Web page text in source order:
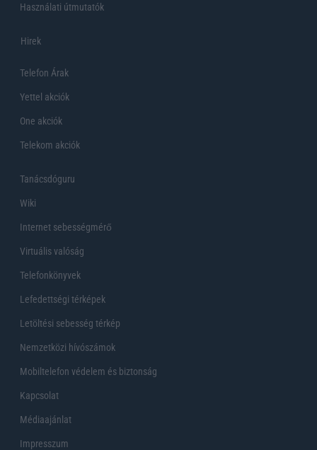
Használati útmutatók
Hirek
Telefon Árak
Yettel akciók
One akciók
Telekom akciók
Tanácsdóguru
Wiki
Internet sebességmérő
Virtuális valóság
Telefonkönyvek
Lefedettségi térképek
Letöltési sebesség térkép
Nemzetközi hívószámok
Mobiltelefon védelem és biztonság
Kapcsolat
Médiaajánlat
Impresszum